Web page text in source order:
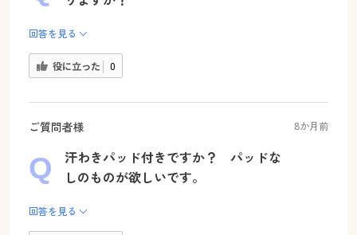
回答を見る
役に立った 0
ご質問者様 8か月前
汗わきパッド付きですか？ パッドな
しのものが欲しいです。
回答を見る